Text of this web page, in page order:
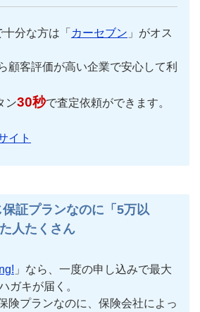
分な方は「 カーセブン 」がオス
顧客評価が高い企業で安心して利
ン30秒で査定依頼ができます。
イト
保証プランなのに「5万以
人たくさん
」なら、一度の申し込みで最大
ガキが届く。
険プランなのに、保険会社によっ